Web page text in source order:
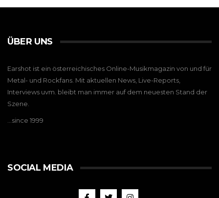
ÜBER UNS
Earshot ist ein österreichisches Online-Musikmagazin von und für
Metal- und Rockfans. Mit aktuellen News, Live-Reports,
Interviews uvm. bleibt man immer auf dem neuesten Stand der
Szene.
…since 1999
SOCIAL MEDIA